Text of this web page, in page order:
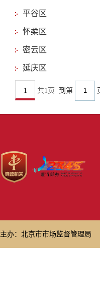
平谷区
怀柔区
密云区
延庆区
1 共1页 到第
主办：北京市市场监督管理局